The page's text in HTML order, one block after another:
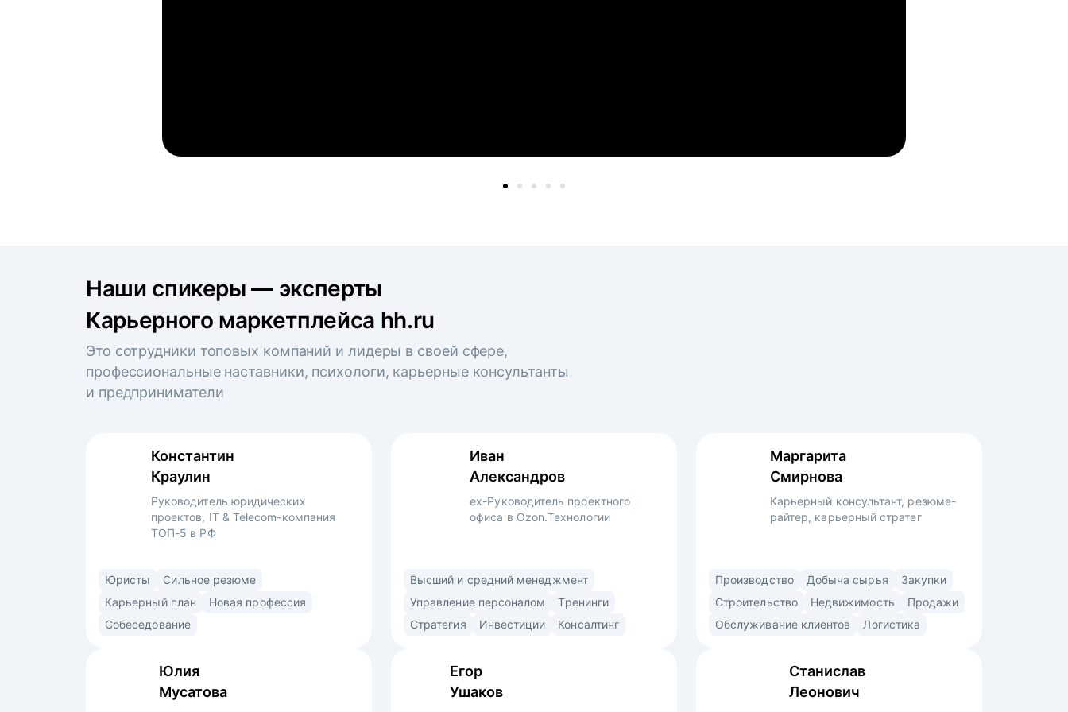
Наши спикеры — эксперты
Карьерного маркетплейса hh.ru
Это сотрудники топовых компаний и лидеры в своей сфере,
профессиональные наставники, психологи, карьерные консультанты
и предприниматели
Константин
Краулин
Руководитель юридических
проектов, IT & Telecom-компания
ТОП-5 в РФ
6 лет успешного опыта в юридическом
департаменте в 4-х компаниях.
путь от второкурсника-стажера
проектов в крупнейшей IT&телеком-
Юристы
Сильное резюме
Карьерный план
Новая профессия
Собеседование
Юлия
Мусатова
Иван
Александров
ex-Руководитель проектного
офиса в Ozon.Технологии
Профессиональный управленец,
преподаватель и консультант. Использую
в найме. Знаю ожидания рекрутеров,
компаний. • Выстраиваю сторителлинг
в резюме и самопрезентации для раскрытия
Высший и средний менеджмент
Управление персоналом
Тренинги
Стратегия
Инвестиции Консалтинг
Егор
Ушаков
Маргарита
Смирнова
Карьерный консультант, резюме-
райтер, карьерный стратег
Карьерный консультант со специализацией
в строительстве, производстве,
безопасности, добыче сырья, продажах,
образовании, HR. • Помогла
с трудоустройством топ-менеджерам,
Производство Добыча сырья
Закупки
Строительство
Недвижимость
Продажи
Обслуживание клиентов
Логистика
Станислав
Леонович